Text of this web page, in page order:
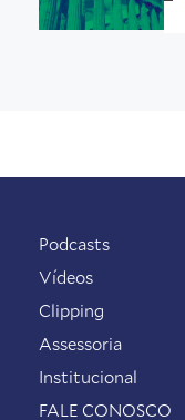
Podcasts
Vídeos
Clipping
Assessoria
Institucional
FALE CONOSCO